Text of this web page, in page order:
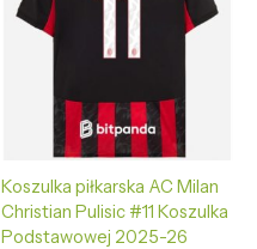
Koszulka piłkarska AC Milan
Christian Pulisic #11 Koszulka
Podstawowej 2025-26